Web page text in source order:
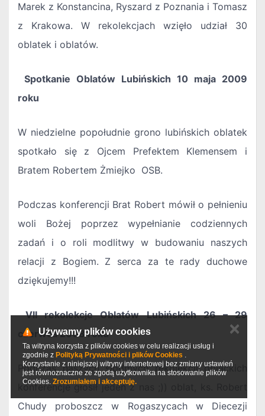
Marek z Konstancina, Ryszard z Poznania i Tomasz
z Krakowa. W rekolekcjach wzięło udział 30
oblatek i oblatów.
Spotkanie Oblatów Lubińskich 10 maja 2009
roku
W niedzielne popołudnie grono lubińskich oblatek
spotkało się z Ojcem Prefektem Klemensem i
Bratem Robertem Żmiejko OSB.
Podczas konferencji Brat Robert mówił o pełnieniu
woli Bożej poprzez wypełnianie codziennych
zadań i o roli modlitwy w budowaniu naszych
relacji z Bogiem. Z serca za te rady duchowe
dziękujemy!!!
VII rekolekcje Oblatów Lubińskich 26 – 29
czerwca 2008 roku
Podczas naszych siódmych rekolekcji oblackich
konferencje głosił jeden z nas ;)) oblat, ks. Robert
Chudy proboszcz w Rogaszycach w Diecezji
Używamy plików cookies
Ta witryna korzysta z plików cookies w celu realizacji usług i
zgodnie z Polityką Prywatności i plików Cookies .
Korzystanie z niniejszej witryny internetowej bez zmiany ustawień
jest równoznaczne ze zgodą użytkownika na stosowanie plików
Cookies. Zrozumiałem i akceptuję.
✕